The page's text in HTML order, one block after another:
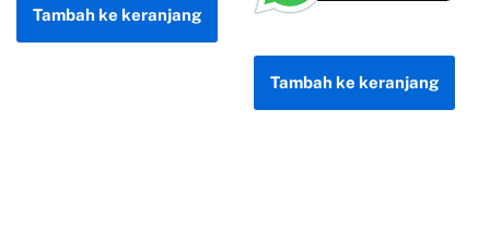
Tambah ke keranjang
Tambah ke keranjang